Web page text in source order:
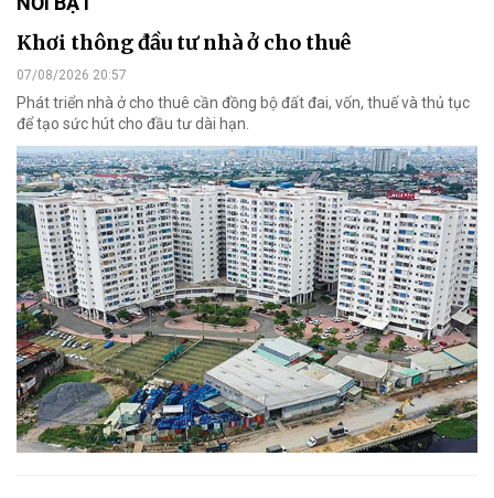
Khơi thông đầu tư nhà ở cho thuê
07/08/2026 20:57
Phát triển nhà ở cho thuê cần đồng bộ đất đai, vốn, thuế và thủ tục
để tạo sức hút cho đầu tư dài hạn.